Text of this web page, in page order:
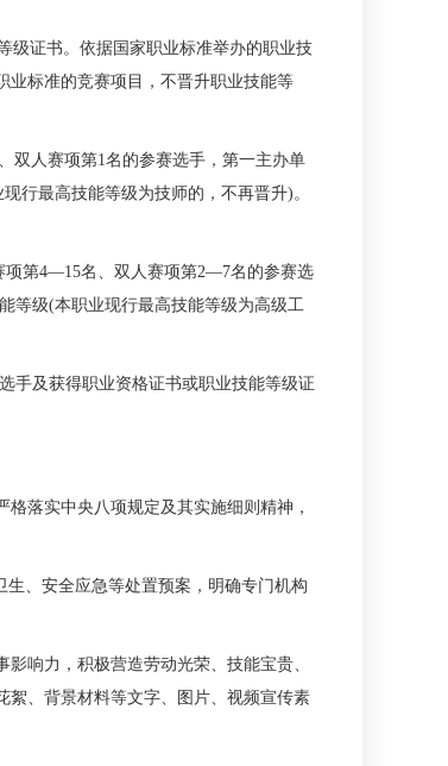
证书。依据国家职业标准举办的职业技
业标准的竞赛项目，不晋升职业技能等
人赛项第1名的参赛选手，第一主办单
行最高技能等级为技师的，不再晋升)。
第4—15名、双人赛项第2—7名的参赛选
等级(本职业现行最高技能等级为高级工
及获得职业资格证书或职业技能等级证
落实中央八项规定及其实施细则精神，
、安全应急等处置预案，明确专门机构
响力，积极营造劳动光荣、技能宝贵、
絮、背景材料等文字、图片、视频宣传素